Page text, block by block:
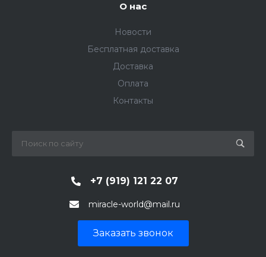
О нас
Новости
Бесплатная доставка
Доставка
Оплата
Контакты
+7 (919) 121 22 07
miracle-world@mail.ru
Заказать звонок